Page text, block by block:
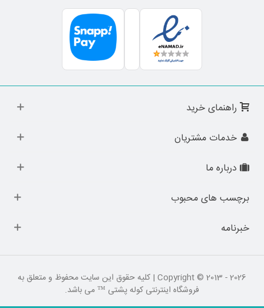
راهنمای خرید
خدمات مشتریان
درباره ما
برچسب های محبوب
خبرنامه
Copyright © 2013 - 2026 | کلیه حقوق این سایت محفوظ و متعلق به
فروشگاه اینترنتی کوله پشتی ™ می باشد.